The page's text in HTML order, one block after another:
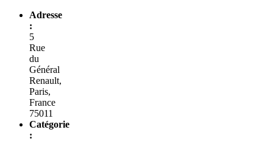
Adresse
:
5
Rue
du
Général
Renault,
Paris,
France
75011
Catégorie
: